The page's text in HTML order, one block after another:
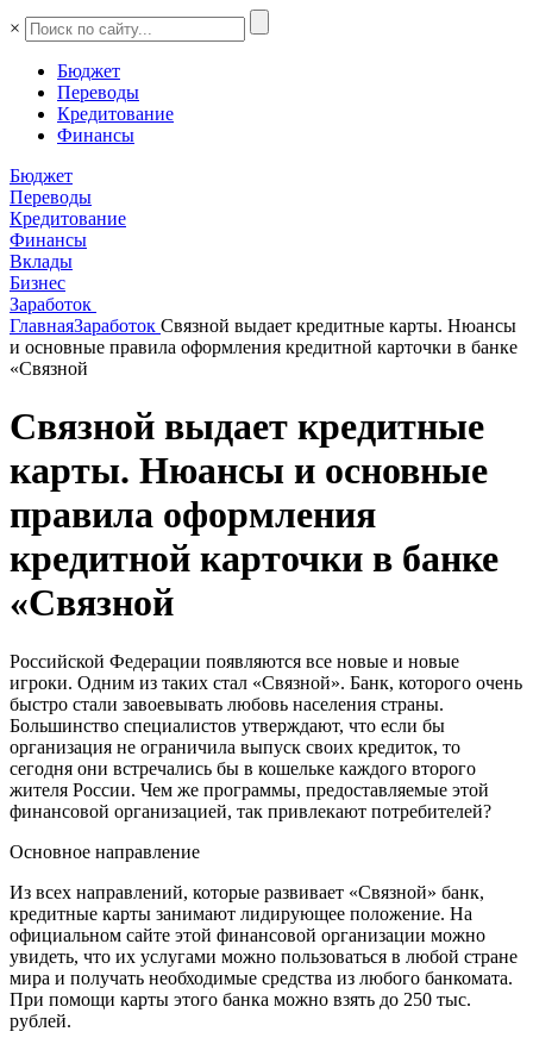
×
Бюджет
Переводы
Кредитование
Финансы
Бюджет
Переводы
Кредитование
Финансы
Вклады
Бизнес
Заработок
ГлавнаяЗаработок Связной выдает кредитные карты. Нюансы
и основные правила оформления кредитной карточки в банке
«Связной
Связной выдает кредитные
карты. Нюансы и основные
правила оформления
кредитной карточки в банке
«Связной
Российской Федерации появляются все новые и новые
игроки. Одним из таких стал «Связной». Банк, которого очень
быстро стали завоевывать любовь населения страны.
Большинство специалистов утверждают, что если бы
организация не ограничила выпуск своих кредиток, то
сегодня они встречались бы в кошельке каждого второго
жителя России. Чем же программы, предоставляемые этой
финансовой организацией, так привлекают потребителей?
Основное направление
Из всех направлений, которые развивает «Связной» банк,
кредитные карты занимают лидирующее положение. На
официальном сайте этой финансовой организации можно
увидеть, что их услугами можно пользоваться в любой стране
мира и получать необходимые средства из любого банкомата.
При помощи карты этого банка можно взять до 250 тыс.
рублей.